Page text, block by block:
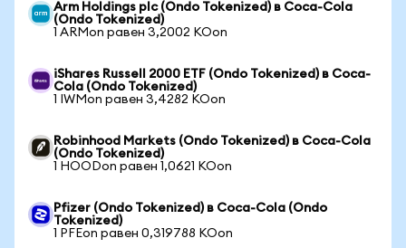
Arm Holdings plc (Ondo Tokenized) в Coca-Cola
(Ondo Tokenized)
1 ARMon равен 3,2002 KOon
iShares Russell 2000 ETF (Ondo Tokenized) в Coca-
Cola (Ondo Tokenized)
1 IWMon равен 3,4282 KOon
Robinhood Markets (Ondo Tokenized) в Coca-Cola
(Ondo Tokenized)
1 HOODon равен 1,0621 KOon
Pfizer (Ondo Tokenized) в Coca-Cola (Ondo
Tokenized)
1 PFEon равен 0,319788 KOon